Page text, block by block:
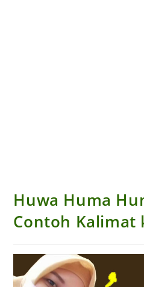
Huwa Huma
Contoh Kalimat